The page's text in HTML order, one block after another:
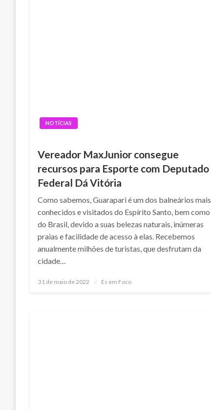
NOTÍCIAS
Vereador MaxJunior consegue
recursos para Esporte com Deputado
Federal Dá Vitória
Como sabemos, Guarapari é um dos balneários mais
conhecidos e visitados do Espírito Santo, bem como
do Brasil, devido a suas belezas naturais, inúmeras
praias e facilidade de acesso à elas. Recebemos
anualmente milhões de turistas, que desfrutam da
cidade…
Posted
31 de maio de 2022 Es em Foco